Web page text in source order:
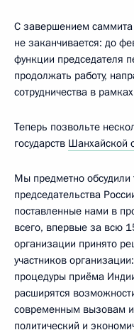
С завершением
не заканчивается: до
функции председателя
продолжать работу,
сотрудничества в
Теперь позвольте
государств Шанхайской
Мы предметно обсудили
председательства
поставленные нами в
всего, впервые за всю
организации принято
участников
процедуры приёма
расширятся
современным вызовам и
политический и